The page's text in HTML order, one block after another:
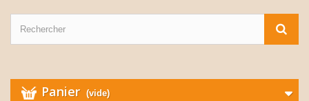
Panier (vide)